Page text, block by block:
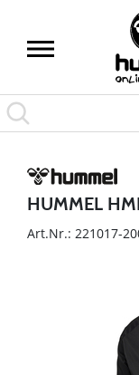
HUMMEL
Art.Nr.: 221017-